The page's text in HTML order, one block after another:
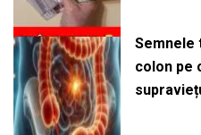
Semnele
colon pe